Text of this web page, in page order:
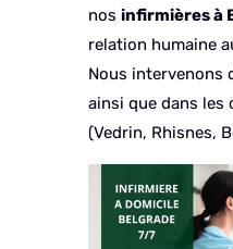
nos infirmières à
relation humaine
Nous intervenons
ainsi que dans les
(Vedrin, Rhisnes,